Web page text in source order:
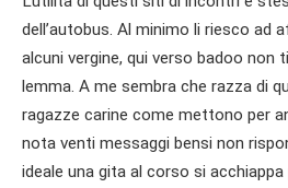
dell’autobus. Al minimo li riesco
alcuni vergine, qui verso badoo non
lemma. A me sembra che razza di
ragazze carine come mettono per
nota venti messaggi bensi non
ideale una gita al corso si acchiappa